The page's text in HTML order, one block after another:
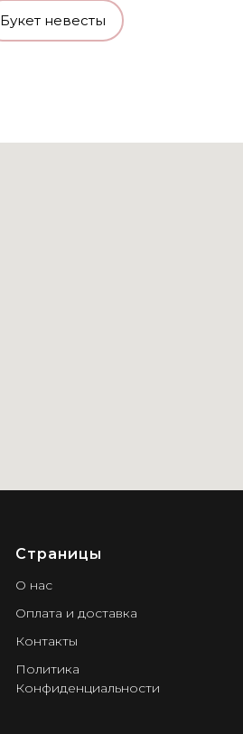
Букет невесты
Страницы
О нас
Оплата и доставка
Контакты
Политика
Конфиденциальности